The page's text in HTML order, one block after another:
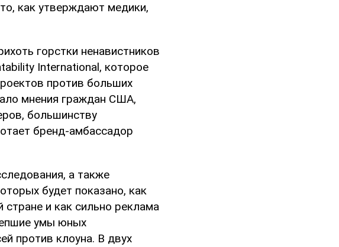
как утверждают медики,
горстки ненавистников
International, которое
против больших
мнения граждан США,
большинству
бренд-амбассадор
а также
будет показано, как
и как сильно реклама
умы юных
против клоуна. В двух